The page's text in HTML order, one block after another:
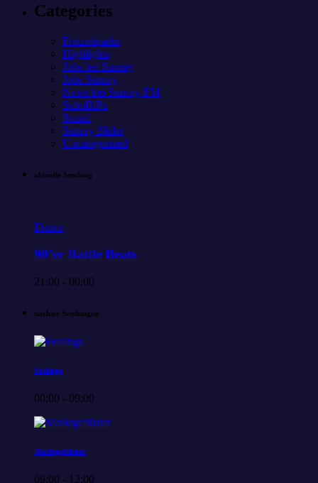
Categories
Freizeitparks
Highlights
Jobs bei Sunray
Jobs Sunray
News bei Sunray-FM
SchoBiPa
Sozial
Sunray Slider
Uncategorized
aktuelle Sendung
Dance
90’er Battle Beats
21:00 - 00:00
nächste Sendungen
Feelings
00:00 - 09:00
Marktgeflüster
09:00 - 12:00